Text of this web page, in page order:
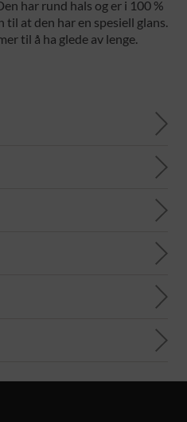
har rund hals og er i 100 %
til at den har en spesiell glans.
til å ha glede av lenge.